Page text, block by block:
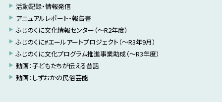
活動記録・情報発信
アニュアルレポート・報告書
ふじのくに文化情報センター（～R2年度）
ふじのくに#エールアートプロジェクト（～R3年9月）
ふじのくに文化プログラム推進事業助成（～R3年度）
動画：子どもたちが伝える昔話
動画：しずおかの民俗芸能